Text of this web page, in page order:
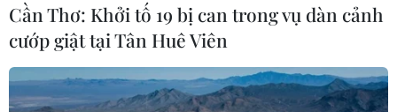
Cần Thơ: Khởi tố 19 bị can trong vụ dàn cảnh
cướp giật tại Tân Huê Viên